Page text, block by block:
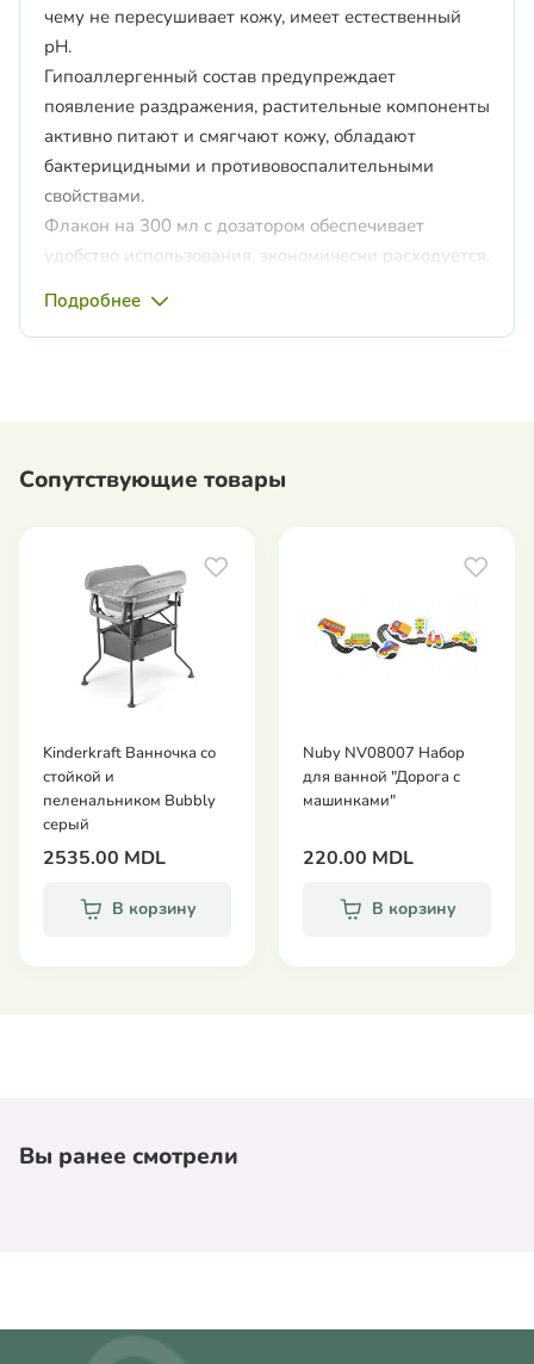
чему не пересушивает кожу, имеет естественный
рН.
Гипоаллергенный состав предупреждает
появление раздражения, растительные компоненты
активно питают и смягчают кожу, обладают
бактерицидными и противовоспалительными
свойствами.
Флакон на 300 мл с дозатором обеспечивает
удобство использования, экономически расходуется.
и комфорта во время водных процедур,
предотвращая раздражение.
С первых дней жизни.
Подробнее
Сопутствующие товары
Kinderkraft Ванночка со
стойкой и
пеленальником Bubbly
серый
2535.00 MDL
В корзину
Nuby NV08007 Набор
для ванной "Дорога с
машинками"
220.00 MDL
В корзину
Вы ранее смотрели